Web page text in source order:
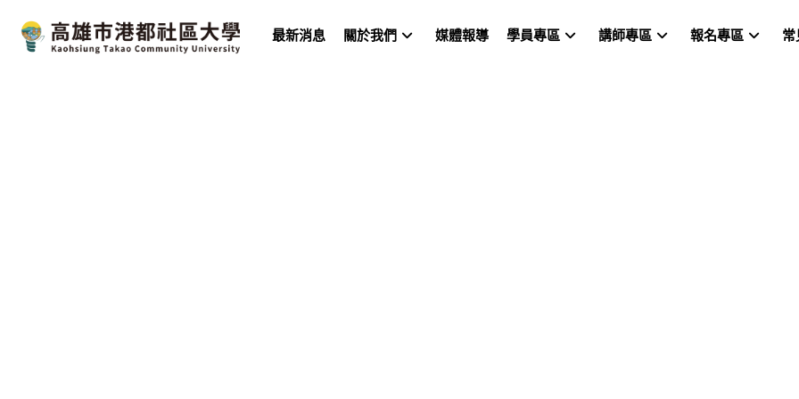
最新消息 關於我們 媒體報導 學員專區 講師專區 報名專區 常